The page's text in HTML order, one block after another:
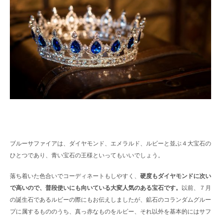
ブルーサファイアは、ダイヤモンド、エメラルド、ルビーと並ぶ４大宝石の
ひとつであり、青い宝石の王様といってもいいでしょう。
落ち着いた色合いでコーディネートもしやすく、 硬度もダイヤモンドに次い
で高いので、普段使いにも向いている大変人気のある宝石です。 以前、７月
の誕生石であるルビーの際にもお伝えしましたが、鉱石のコランダムグルー
プに属するもののうち、真っ赤なものをルビー、それ以外を基本的にはサフ